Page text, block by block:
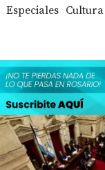
Especiales Cultura